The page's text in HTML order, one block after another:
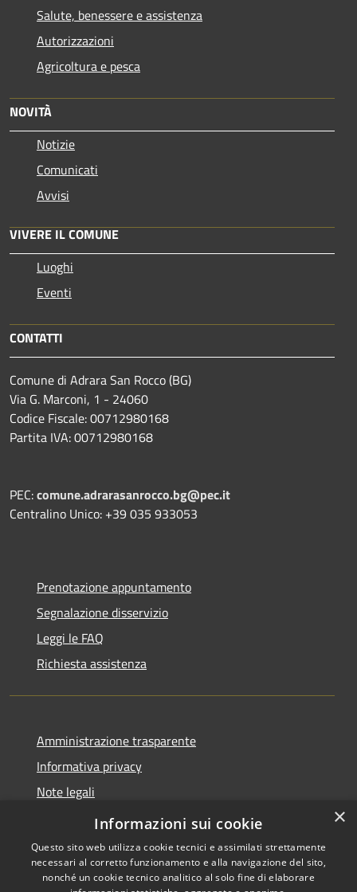
Salute, benessere e assistenza
Autorizzazioni
Agricoltura e pesca
NOVITÀ
Notizie
Comunicati
Avvisi
VIVERE IL COMUNE
Luoghi
Eventi
CONTATTI
Comune di Adrara San Rocco (BG)
Via G. Marconi, 1 - 24060
Codice Fiscale: 00712980168
Partita IVA: 00712980168
PEC:comune.adrarasanrocco.bg@pec.it
Centralino Unico: +39 035 933053
Prenotazione appuntamento
Segnalazione disservizio
Leggi le FAQ
Richiesta assistenza
Amministrazione trasparente
Informativa privacy
Note legali
Dichiarazione di accessibilità
×
Informazioni sui cookie
Questo sito web utilizza cookie tecnici e assimilati strettamente
necessari al corretto funzionamento e alla navigazione del sito,
nonché un cookie tecnico analitico al solo fine di elaborare